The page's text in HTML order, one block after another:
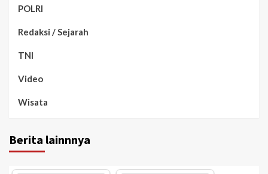
POLRI
Redaksi / Sejarah
TNI
Video
Wisata
Berita lainnnya